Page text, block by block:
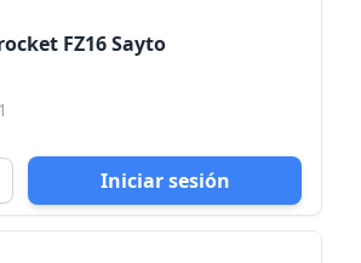
FZ16 Sayto
Iniciar sesión